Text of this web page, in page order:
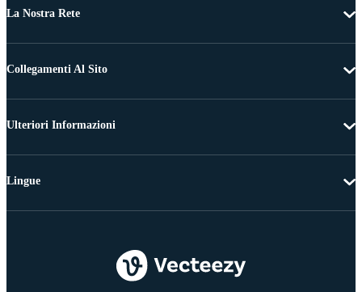
La Nostra Rete
Collegamenti Al Sito
Ulteriori Informazioni
Lingue